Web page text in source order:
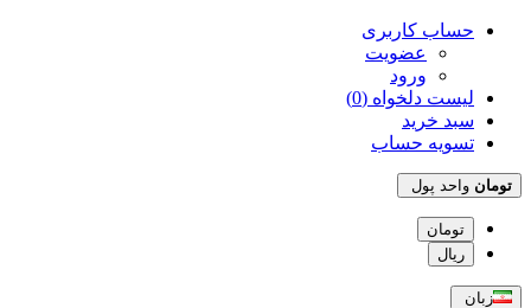
حساب کاربری
عضویت
ورود
لیست دلخواه (0)
سبد خرید
تسویه حساب
تومان واحد پول
تومان
ریال
زبان